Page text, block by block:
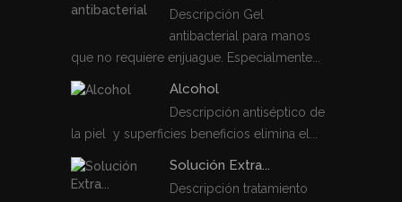
Descripción Gel
antibacterial para manos
que no requiere enjuague. Especialmente...
Alcohol
Descripción antiséptico de
la piel y superficies beneficios elimina el...
Solución Extra...
Descripción tratamiento